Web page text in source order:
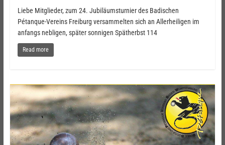
Liebe Mitglieder, zum 24. Jubiläumsturnier des Badischen
Pétanque-Vereins Freiburg versammelten sich an Allerheiligen im
anfangs nebligen, später sonnigen Spätherbst 114
Read more